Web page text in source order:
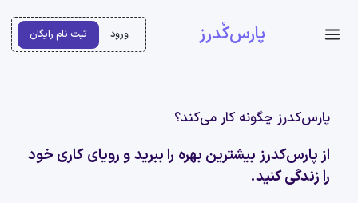
پارس‌کُدرز ورود ثبت نام رایگان
پارس‌کدرز چگونه کار می‌کند؟
از پارس‌کدرز بیشترین بهره را ببرید و رویای کاری خود
را زندگی کنید.